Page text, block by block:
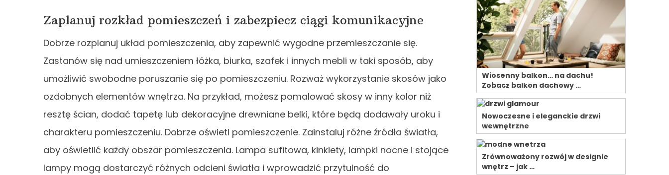
Zaplanuj rozkład pomieszczeń i zabezpiecz ciągi komunikacyjne
Dobrze rozplanuj układ pomieszczenia, aby zapewnić wygodne przemieszczanie się.
Zastanów się nad umieszczeniem łóżka, biurka, szafek i innych mebli w taki sposób, aby
umożliwić swobodne poruszanie się po pomieszczeniu. Rozważ wykorzystanie skosów jako
ozdobnych elementów wnętrza. Na przykład, możesz pomalować skosy w inny kolor niż
resztę ścian, dodać tapetę lub dekoracyjne drewniane belki, które będą dodawały uroku i
charakteru pomieszczeniu. Dobrze oświetl pomieszczenie. Zainstaluj różne źródła światła,
aby oświetlić każdy obszar pomieszczenia. Lampa sufitowa, kinkiety, lampki nocne i stojące
lampy mogą dostarczyć różnych odcieni światła i wprowadzić przytulność do
Wiosenny balkon… na dachu!
Zobacz balkon dachowy …
Nowoczesne i eleganckie drzwi
wewnętrzne
Zrównoważony rozwój w designie
wnętrz – jak …